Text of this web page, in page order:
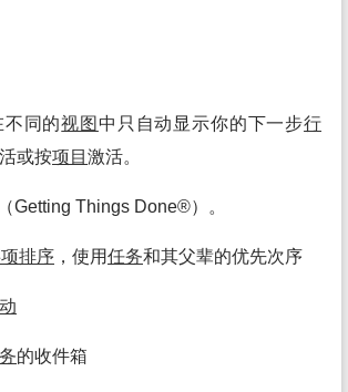
不同的视图 中只自动显示你的下一步行
或按项目 激活。
Getting Things Done®）。
排序 ，使用任务和其父辈的优先次序
的收件箱